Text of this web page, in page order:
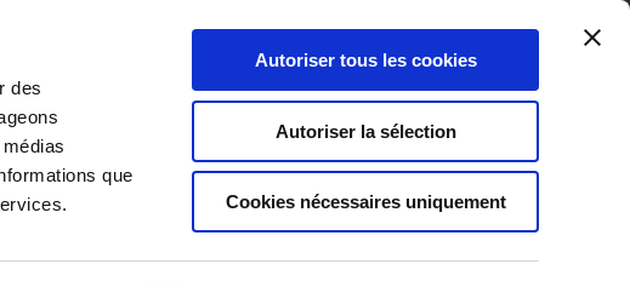
des
que
Autoriser tous les cookies
Autoriser la sélection
Cookies nécessaires uniquement
0
Panier
0
Ma liste
Connexion
3 À 5 JOURS OUVRÉS ⏱️